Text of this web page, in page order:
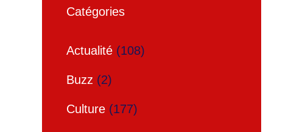
Catégories
Actualité (108)
Buzz (2)
Culture (177)